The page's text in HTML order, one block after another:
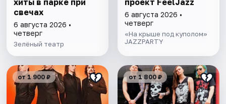
хиты в парке при
свечах
6 августа 2026 •
четверг
Зелёный театр
проект FeelJazz
6 августа 2026 •
четверг
«На крыше под куполом»
JAZZPARTY
от 1 900 ₽ от 1 800 ₽